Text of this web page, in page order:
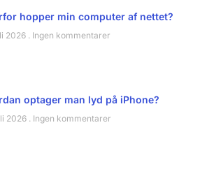
hopper min computer af nettet?
2026 Ingen kommentarer
optager man lyd på iPhone?
2026 Ingen kommentarer